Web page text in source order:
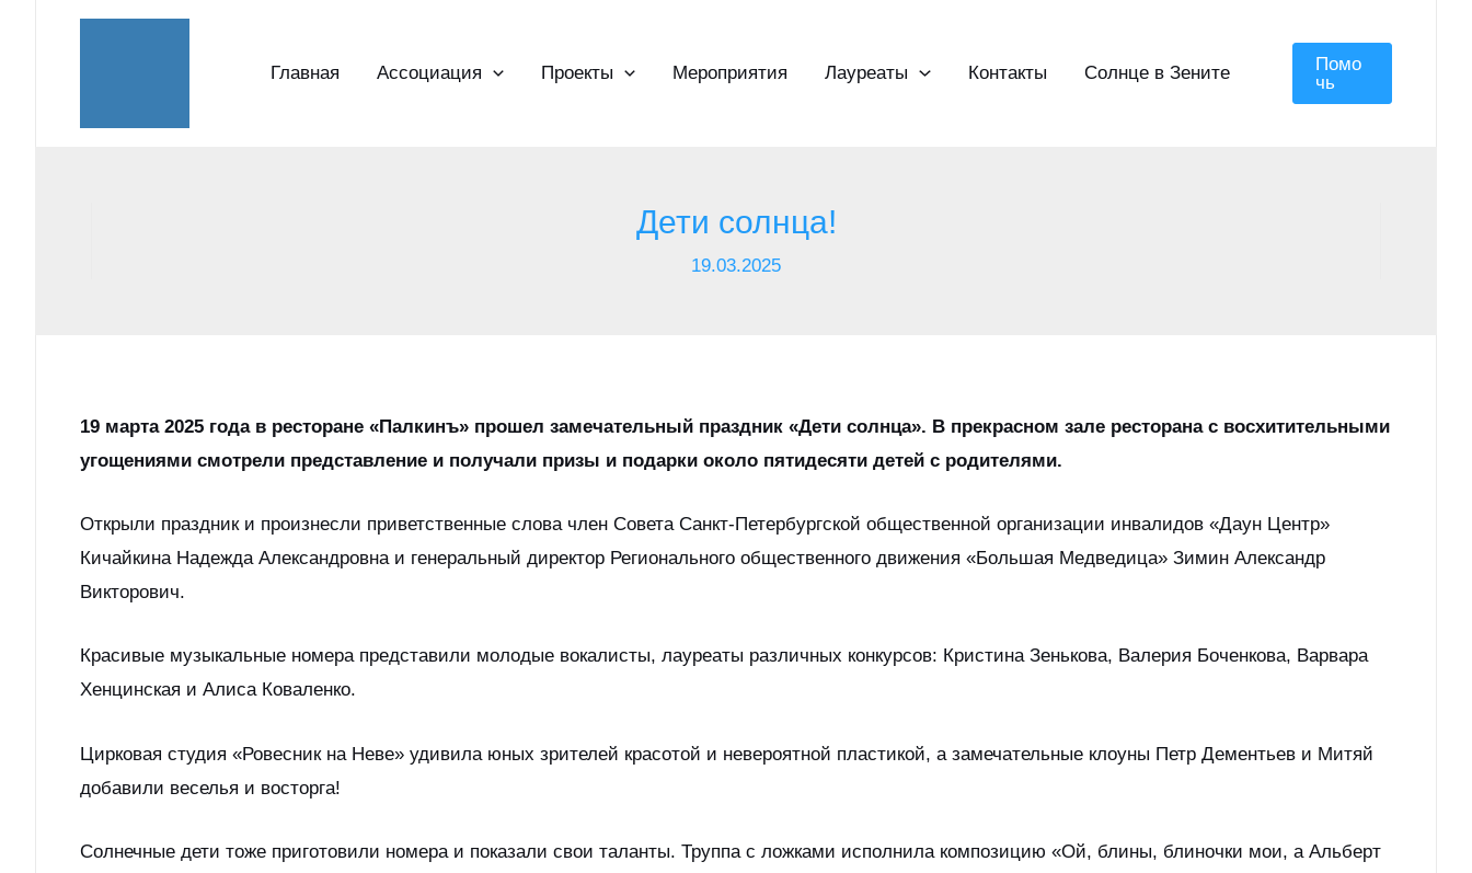
Главная Ассоциация Проекты Мероприятия Лауреаты Контакты Солнце в Зените
Помо
Чь
Дети солнца!
19.03.2025
19 марта 2025 года в ресторане «Палкинъ» прошел замечательный праздник «Дети солнца». В прекрасном зале ресторана с восхитительными
угощениями смотрели представление и получали призы и подарки около пятидесяти детей с родителями.
Открыли праздник и произнесли приветственные слова член Совета Санкт-Петербургской общественной организации инвалидов «Даун Центр»
Кичайкина Надежда Александровна и генеральный директор Регионального общественного движения «Большая Медведица» Зимин Александр
Викторович.
Красивые музыкальные номера представили молодые вокалисты, лауреаты различных конкурсов: Кристина Зенькова, Валерия Боченкова, Варвара
Хенцинская и Алиса Коваленко.
Цирковая студия «Ровесник на Неве» удивила юных зрителей красотой и невероятной пластикой, а замечательные клоуны Петр Дементьев и Митяй
добавили веселья и восторга!
Солнечные дети тоже приготовили номера и показали свои таланты. Труппа с ложками исполнила композицию «Ой, блины, блиночки мои, а Альберт